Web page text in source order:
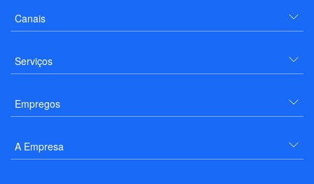
Canais
Serviços
Empregos
A Empresa